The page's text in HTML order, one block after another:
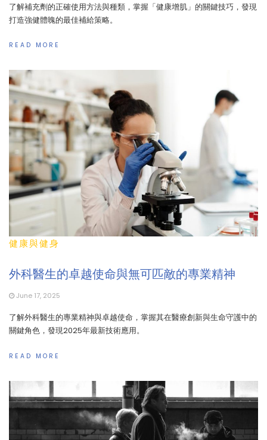
了解補充劑的正確使用方法與種類，掌握「健康增肌」的關鍵技巧，發現
打造強健體魄的最佳補給策略。
READ MORE
健康與健身
外科醫生的卓越使命與無可匹敵的專業精神
June 17, 2025
了解外科醫生的專業精神與卓越使命，掌握其在醫療創新與生命守護中的
關鍵角色，發現2025年最新技術應用。
READ MORE